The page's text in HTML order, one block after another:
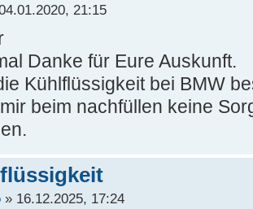
21:15
Danke für Eure Auskunft.
Kühlflüssigkeit bei BMW
beim nachfüllen keine
» 16.12.2025, 17:24